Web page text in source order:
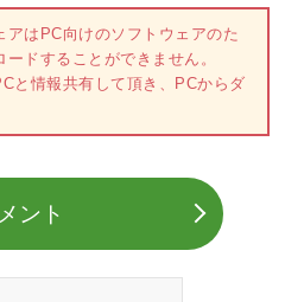
アはPC向けのソフトウェアのた
ドすることができません。
と情報共有して頂き、PCからダ
ント